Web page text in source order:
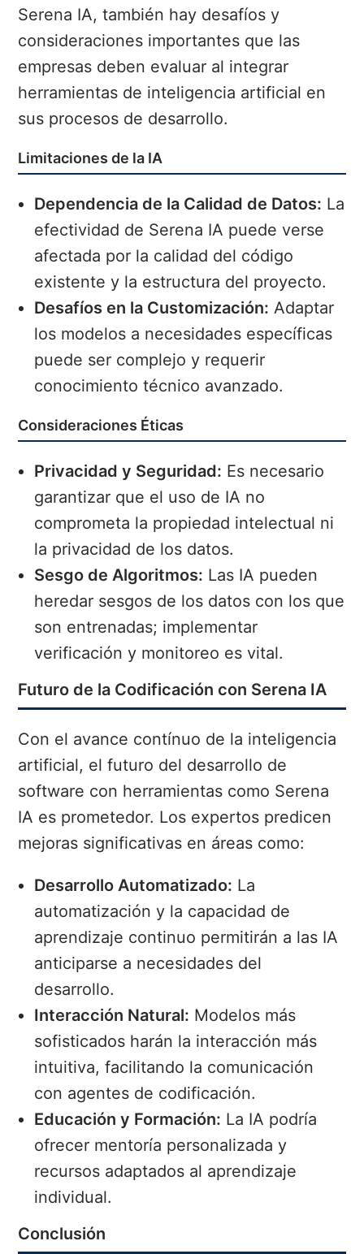
Serena IA, también hay desafíos y
consideraciones importantes que las
empresas deben evaluar al integrar
herramientas de inteligencia artificial en
sus procesos de desarrollo.
Limitaciones de la IA
Dependencia de la Calidad de Datos: La
efectividad de Serena IA puede verse
afectada por la calidad del código
existente y la estructura del proyecto.
Desafíos en la Customización: Adaptar
los modelos a necesidades específicas
puede ser complejo y requerir
conocimiento técnico avanzado.
Consideraciones Éticas
Privacidad y Seguridad: Es necesario
garantizar que el uso de IA no
comprometa la propiedad intelectual ni
la privacidad de los datos.
Sesgo de Algoritmos: Las IA pueden
heredar sesgos de los datos con los que
son entrenadas; implementar
verificación y monitoreo es vital.
Futuro de la Codificación con Serena IA
Con el avance contínuo de la inteligencia
artificial, el futuro del desarrollo de
software con herramientas como Serena
IA es prometedor. Los expertos predicen
mejoras significativas en áreas como:
Desarrollo Automatizado: La
automatización y la capacidad de
aprendizaje continuo permitirán a las IA
anticiparse a necesidades del
desarrollo.
Interacción Natural: Modelos más
sofisticados harán la interacción más
intuitiva, facilitando la comunicación
con agentes de codificación.
Educación y Formación: La IA podría
ofrecer mentoría personalizada y
recursos adaptados al aprendizaje
individual.
Conclusión